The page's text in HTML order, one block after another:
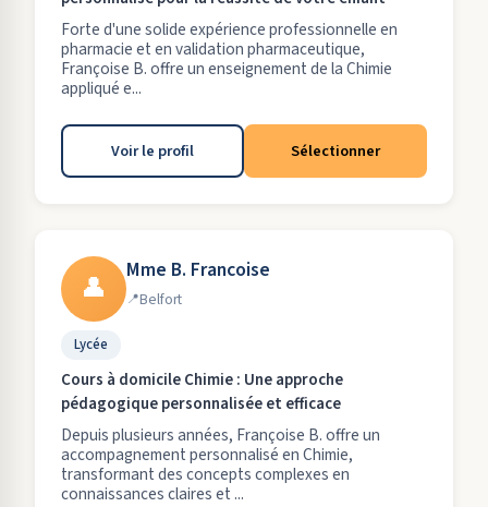
Forte d'une solide expérience professionnelle en
pharmacie et en validation pharmaceutique,
Françoise B. offre un enseignement de la Chimie
appliqué e...
Voir le profil Sélectionner
👤 Mme B. Francoise
Belfort
Lycée
Cours à domicile Chimie : Une approche
pédagogique personnalisée et efficace
Depuis plusieurs années, Françoise B. offre un
accompagnement personnalisé en Chimie,
transformant des concepts complexes en
connaissances claires et ...